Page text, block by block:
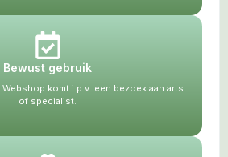
Bewust gebruik
komt i.p.v. een bezoek aan arts
of specialist.